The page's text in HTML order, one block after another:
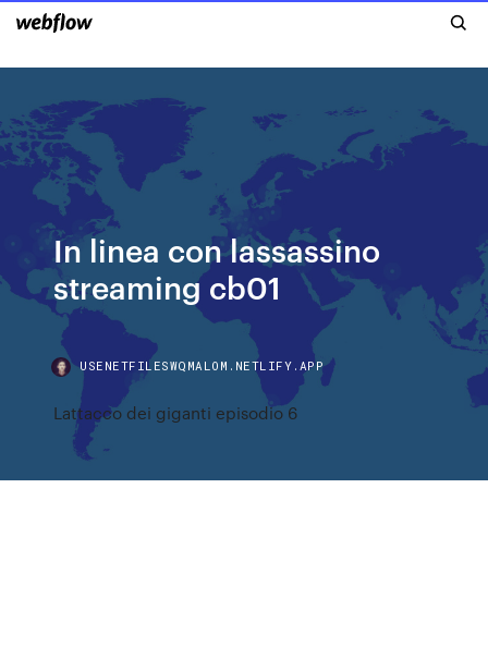
In linea con lassassino
streaming cb01
USENETFILESWQMALOM.NETLIFY.APP
Lattacco dei giganti episodio 6